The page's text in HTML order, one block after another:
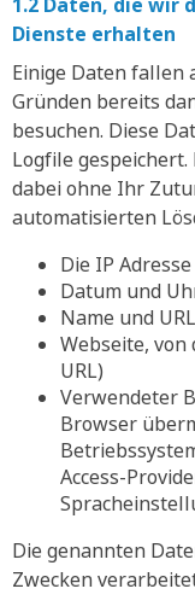
Dienste erhalten
Einige Daten fallen
Gründen bereits
besuchen. Diese
Logfile
dabei ohne Ihr
automatisierten
Die IP
Datum und
Name und
Webseite,
URL)
Verwendeter
Browser
Access-
Die genannten
Zwecken